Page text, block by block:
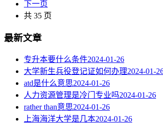
下一页
共 35 页
最新文章
专升本要什么条件2024-01-26
大学新生兵役登记证如何办理2024-01-
atd是什么意思2024-01-26
人力资源管理是冷门专业吗2024-01-26
rather than意思2024-01-26
上海海洋大学是几本2024-01-26